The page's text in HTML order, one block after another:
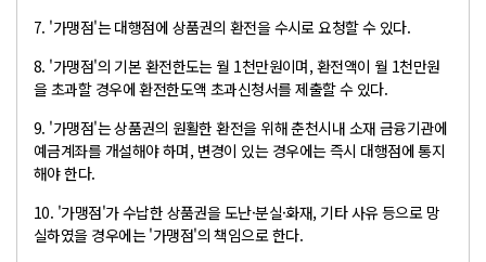
7. '가맹점'는 대행점에 상품권의 환전을 수시로 요청할 수 있다.
8. '가맹점'의 기본 환전한도는 월 1천만원이며, 환전액이 월 1천만원
을 초과할 경우에 환전한도액 초과신청서를 제출할 수 있다.
9. '가맹점'는 상품권의 원활한 환전을 위해 춘천시내 소재 금융기관에
예금계좌를 개설해야 하며, 변경이 있는 경우에는 즉시 대행점에 통지
해야 한다.
10. '가맹점'가 수납한 상품권을 도난·분실·화재, 기타 사유 등으로 망
실하였을 경우에는 '가맹점'의 책임으로 한다.